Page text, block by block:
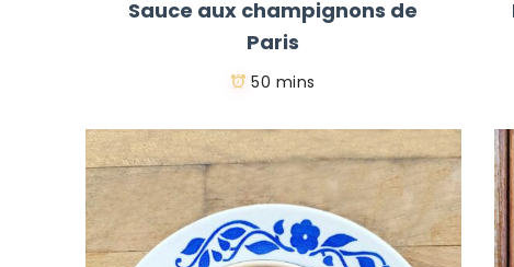
Sauce aux champignons de
Paris
50 mins